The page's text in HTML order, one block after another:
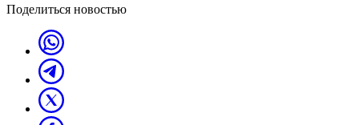
Поделиться новостью